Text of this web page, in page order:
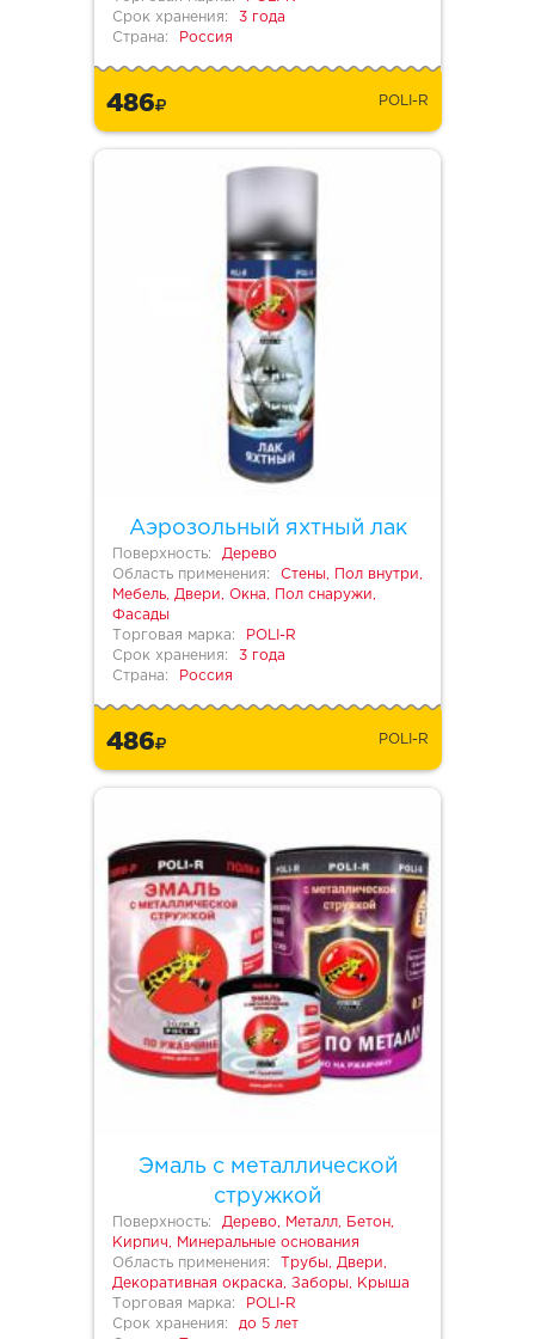
Срок хранения:
3 года
Страна:
Россия
486 POLI-R
Аэрозольный яхтный лак
Поверхность:
Дерево
Область применения:
Стены, Пол внутри,
Мебель, Двери, Окна, Пол снаружи,
Фасады
Торговая марка:
POLI-R
Срок хранения:
3 года
Страна:
Россия
486 POLI-R
Эмаль с металлической
стружкой
Поверхность:
Дерево, Металл, Бетон,
Кирпич, Минеральные основания
Область применения:
Трубы, Двери,
Декоративная окраска, Заборы, Крыша
Торговая марка:
POLI-R
Срок хранения:
до 5 лет